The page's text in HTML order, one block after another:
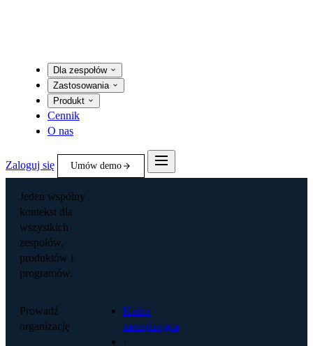
Dla zespołów
Zastosowania
Produkt
Cennik
O nas
Zaloguj się Umów demo
Jeden wspólny
kontekst dla
wszystkich
zespołów,
produktów i
programów.
Prowadź
organizację
Kadra
zarządzająca
·